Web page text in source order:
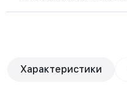
Характеристики